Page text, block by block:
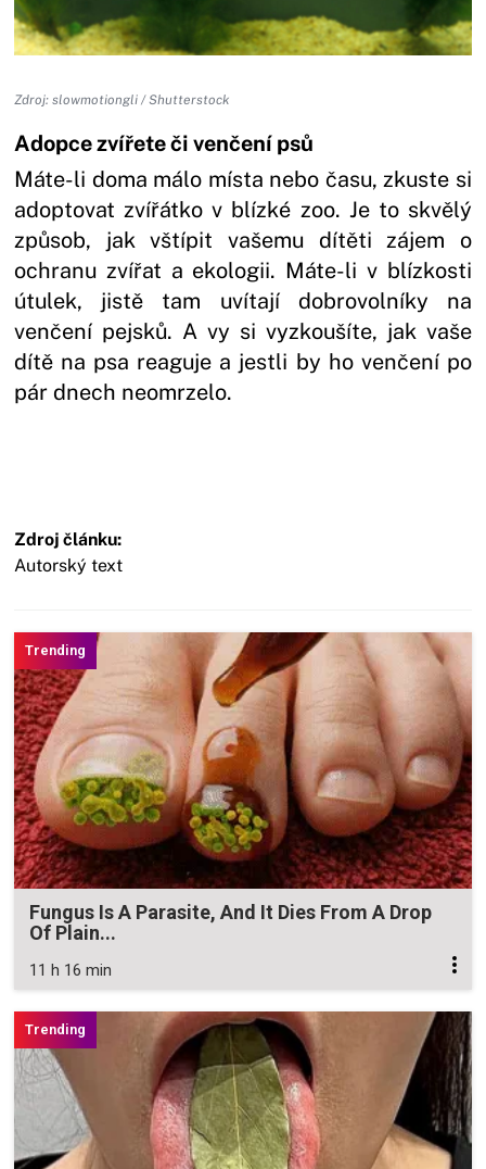
Zdroj: slowmotiongli / Shutterstock
Adopce zvířete či venčení psů
Máte-li doma málo místa nebo času, zkuste si
adoptovat zvířátko v blízké zoo. Je to skvělý
způsob, jak vštípit vašemu dítěti zájem o
ochranu zvířat a ekologii. Máte-li v blízkosti
útulek, jistě tam uvítají dobrovolníky na
venčení pejsků. A vy si vyzkoušíte, jak vaše
dítě na psa reaguje a jestli by ho venčení po
pár dnech neomrzelo.
Zdroj článku:
Autorský text
Fungus Is A Parasite, And It Dies From A Drop
Of Plain...
11 h 16 min